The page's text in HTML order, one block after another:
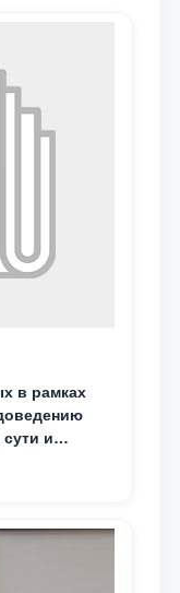
в рамках
и
в